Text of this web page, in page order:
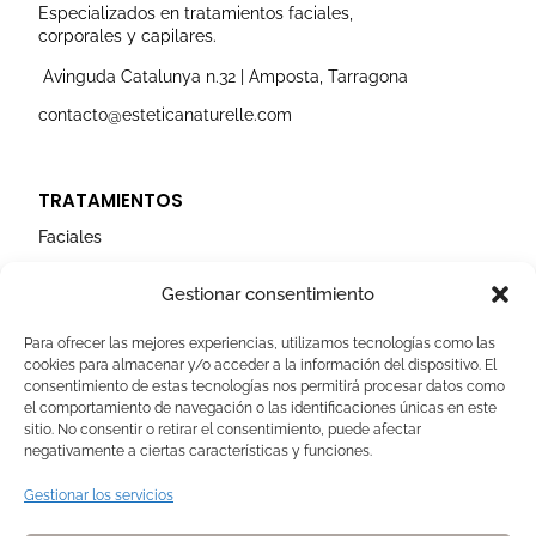
Gestionar consentimiento
Para ofrecer las mejores experiencias, utilizamos tecnologías como las
cookies para almacenar y/o acceder a la información del dispositivo. El
consentimiento de estas tecnologías nos permitirá procesar datos como
el comportamiento de navegación o las identificaciones únicas en este
sitio. No consentir o retirar el consentimiento, puede afectar
negativamente a ciertas características y funciones.
Gestionar los servicios
r
a
m
o
k
e
i
n
r
Especializados en tratamientos faciales,
corporales y capilares.
Avinguda Catalunya n.32 | Amposta, Tarragona
contacto@esteticanaturelle.com
TRATAMIENTOS
Faciales
AVISOS LEGALES
Aviso Legal
Politica de Cookies
Política de privacidad